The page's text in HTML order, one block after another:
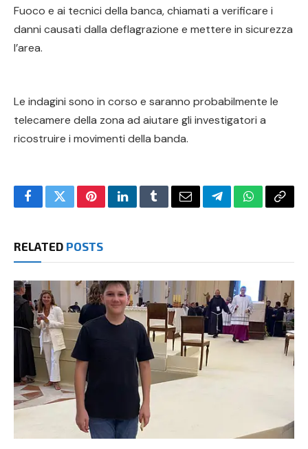
Fuoco e ai tecnici della banca, chiamati a verificare i
danni causati dalla deflagrazione e mettere in sicurezza
l’area.
Le indagini sono in corso e saranno probabilmente le
telecamere della zona ad aiutare gli investigatori a
ricostruire i movimenti della banda.
FacebookTwitterPinterestLinkedInTumblrEmailTelegramWhatsApp
Copy
RELATED POSTS